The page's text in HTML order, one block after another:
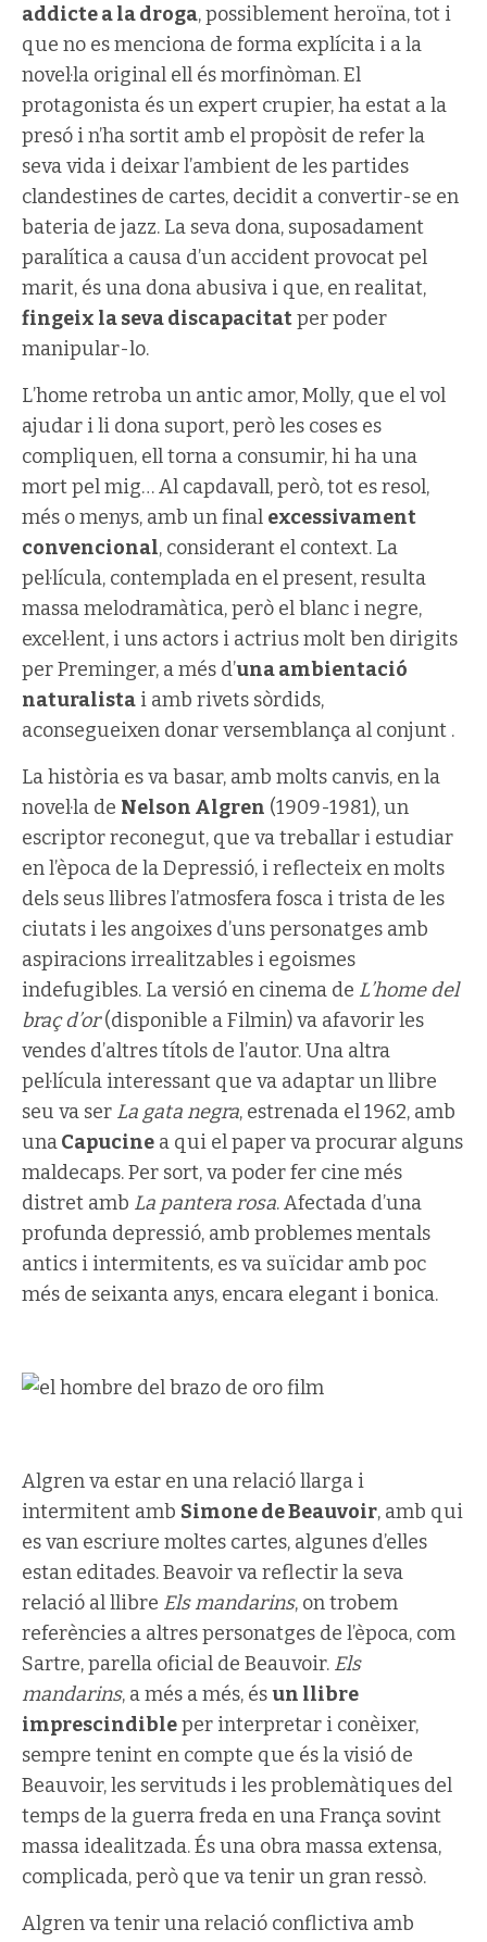
addicte a la droga, possiblement heroïna, tot i
que no es menciona de forma explícita i a la
novel·la original ell és morfinòman. El
protagonista és un expert crupier, ha estat a la
presó i n’ha sortit amb el propòsit de refer la
seva vida i deixar l’ambient de les partides
clandestines de cartes, decidit a convertir-se en
bateria de jazz. La seva dona, suposadament
paralítica a causa d’un accident provocat pel
marit, és una dona abusiva i que, en realitat,
fingeix la seva discapacitatper poder
manipular-lo.
L’home retroba un antic amor, Molly, que el vol
ajudar i li dona suport, però les coses es
compliquen, ell torna a consumir, hi ha una
mort pel mig… Al capdavall, però, tot es resol,
més o menys, amb un final excessivament
convencional, considerant el context. La
pel·lícula, contemplada en el present, resulta
massa melodramàtica, però el blanc i negre,
excel·lent, i uns actors i actrius molt ben dirigits
per Preminger, a més d’una ambientació
naturalista i amb rivets sòrdids,
aconsegueixen donar versemblança al conjunt .
La història es va basar, amb molts canvis, en la
novel·la de Nelson Algren (1909-1981), un
escriptor reconegut, que va treballar i estudiar
en l’època de la Depressió, i reflecteix en molts
dels seus llibres l’atmosfera fosca i trista de les
ciutats i les angoixes d’uns personatges amb
aspiracions irrealitzables i egoismes
indefugibles. La versió en cinema de L’home del
braç d’or(disponible a Filmin) va afavorir les
vendes d’altres títols de l’autor. Una altra
pel·lícula interessant que va adaptar un llibre
seu va ser La gata negra, estrenada el 1962, amb
unaCapucine a qui el paper va procurar alguns
maldecaps. Per sort, va poder fer cine més
distret amb La pantera rosa. Afectada d’una
profunda depressió, amb problemes mentals
antics i intermitents, es va suïcidar amb poc
més de seixanta anys, encara elegant i bonica.
Algren va estar en una relació llarga i
intermitent amb Simone de Beauvoir, amb qui
es van escriure moltes cartes, algunes d’elles
estan editades. Beavoir va reflectir la seva
relació al llibre Els mandarins, on trobem
referències a altres personatges de l’època, com
Sartre, parella oficial de Beauvoir. Els
mandarins, a més a més, ésun llibre
imprescindibleper interpretar i conèixer,
sempre tenint en compte que és la visió de
Beauvoir, les servituds i les problemàtiques del
temps de la guerra freda en una França sovint
massa idealitzada. És una obra massa extensa,
complicada, però que va tenir un gran ressò.
Algren va tenir una relació conflictiva amb